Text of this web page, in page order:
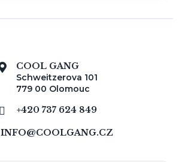
COOL GANG
Schweitzerova 101
779 00 Olomouc
+420 737 624 849
INFO@COOLGANG.CZ